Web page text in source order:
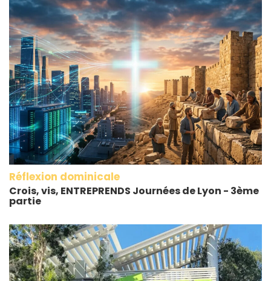
Réflexion dominicale
Crois, vis, ENTREPRENDS Journées de Lyon - 3ème
partie